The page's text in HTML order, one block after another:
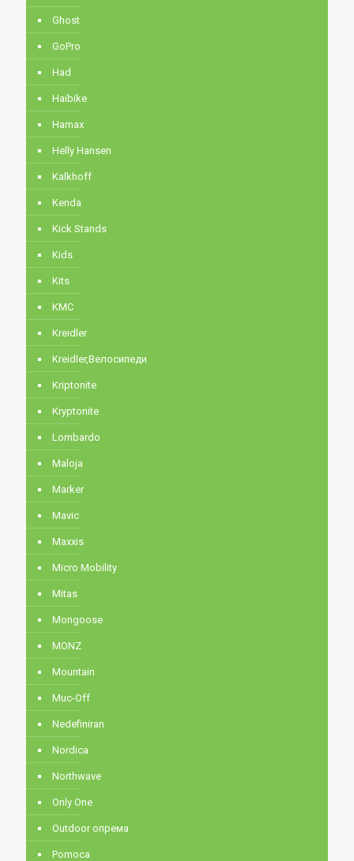
Ghost
GoPro
Had
Haibike
Hamax
Helly Hansen
Kalkhoff
Kenda
Kick Stands
Kids
Kits
KMC
Kreidler
Kreidler,Велосипеди
Kriptonite
Kryptonite
Lombardo
Maloja
Marker
Mavic
Maxxis
Micro Mobility
Mitas
Mongoose
MONZ
Mountain
Muc-Off
Nedefiniran
Nordica
Northwave
Only One
Outdoor опрема
Pomoca